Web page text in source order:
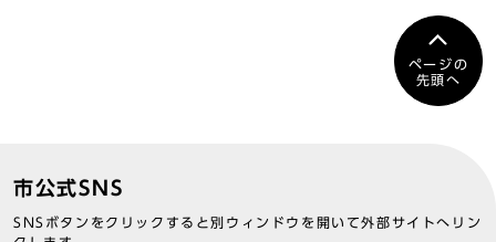
ページの
先頭へ
市公式SNS
SNSボタンをクリックすると別ウィンドウを開いて外部サイトへリン